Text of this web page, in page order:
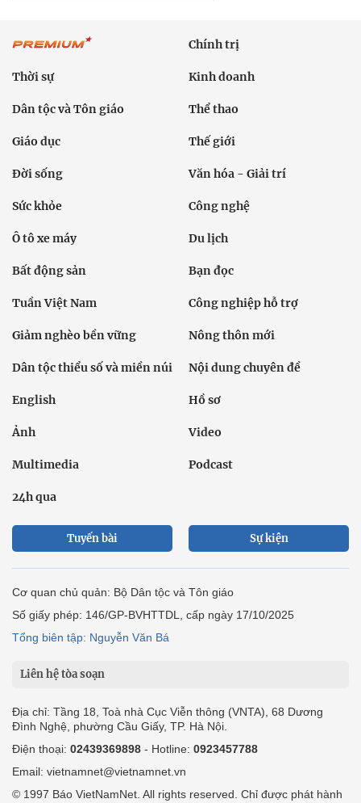
Chính trị
Thời sự Kinh doanh
Dân tộc và Tôn giáo Thể thao
Giáo dục Thế giới
Đời sống Văn hóa - Giải trí
Sức khỏe Công nghệ
Ô tô xe máy Du lịch
Bất động sản Bạn đọc
Tuần Việt Nam Công nghiệp hỗ trợ
Giảm nghèo bền vững Nông thôn mới
Dân tộc thiểu số và miền núi Nội dung chuyên đề
English Hồ sơ
Ảnh Video
Multimedia Podcast
24h qua
Tuyến bài Sự kiện
Cơ quan chủ quản: Bộ Dân tộc và Tôn giáo
Số giấy phép: 146/GP-BVHTTDL, cấp ngày 17/10/2025
Tổng biên tập: Nguyễn Văn Bá
Liên hệ tòa soạn
Địa chỉ: Tầng 18, Toà nhà Cục Viễn thông (VNTA), 68 Dương
Đình Nghệ, phường Cầu Giấy, TP. Hà Nội.
Điện thoại: 02439369898 - Hotline: 0923457788
Email: vietnamnet@vietnamnet.vn
© 1997 Báo VietNamNet. All rights reserved. Chỉ được phát hành